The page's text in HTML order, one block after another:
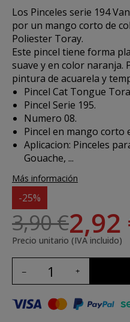
Los Pinceles serie 194
por un mango corto de
Poliester Toray.
Este pincel tiene forma
suave y en color naranja.
pintura de acuarela y
Pincel Cat Tongue
Pincel Serie 195.
Numero 08.
Pincel en mango corto
Aplicacion: Pinceles
Gouache, ...
Más información
-25%
3,90 €2,92
Precio unitario (IVA incluido)